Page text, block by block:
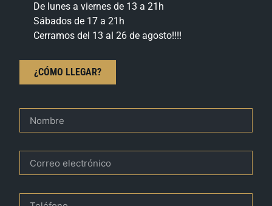
De lunes a viernes de 13 a 21h
Sábados de 17 a 21h
Cerramos del 13 al 26 de agosto!!!!
¿CÓMO LLEGAR?